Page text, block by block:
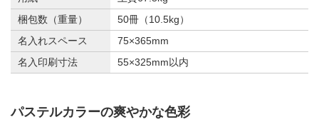
梱包数（重量）
50冊（10.5kg）
名入れスペース
75×365mm
名入印刷寸法
55×325mm以内
パステルカラーの爽やかな色彩